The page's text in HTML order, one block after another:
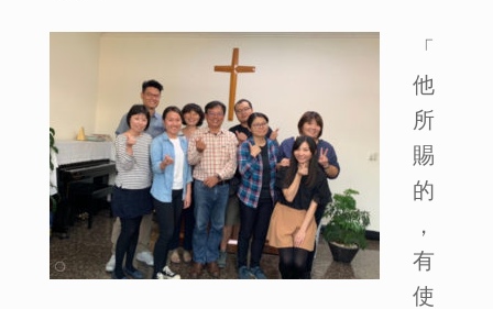
「
他
所
賜
的
，
有
使